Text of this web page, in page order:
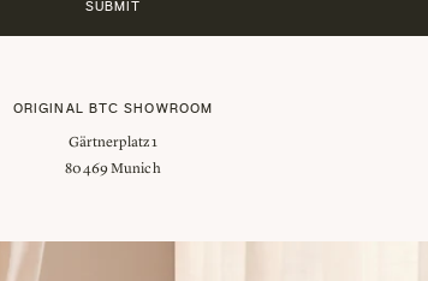
SUBMIT
ORIGINAL BTC SHOWROOM
Gärtnerplatz 1
80469 Munich